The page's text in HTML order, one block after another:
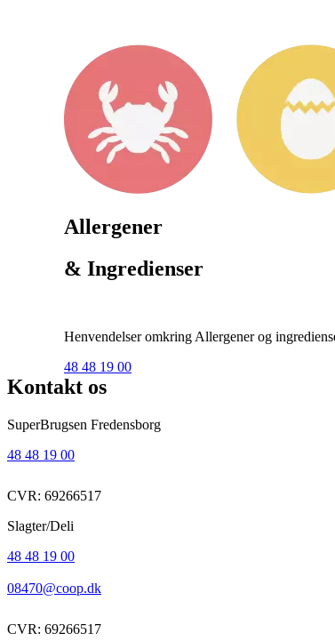
Allergener
& Ingredienser
Henvendelser omkring Allergener og
48 48 19 00
Kontakt os
SuperBrugsen Fredensborg
48 48 19 00
CVR: 69266517
Slagter/Deli
48 48 19 00
08470@coop.dk
CVR: 69266517